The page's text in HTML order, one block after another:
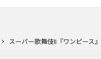
スーパー歌舞伎II『ワンピース